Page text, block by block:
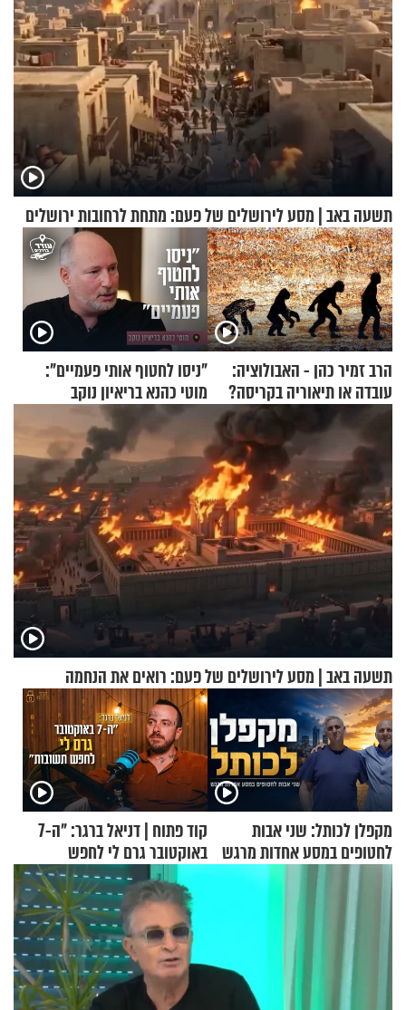
תשעה באב | מסע לירושלים של פעם: מתחת לרחובות ירושלים
הרב זמיר כהן - האבולוציה:
עובדה או תיאוריה בקריסה?
"ניסו לחטוף אותי פעמיים":
מוטי כהנא בריאיון נוקב
תשעה באב | מסע לירושלים של פעם: רואים את הנחמה
מקפלן לכותל: שני אבות
לחטופים במסע אחדות מרגש
קוד פתוח | דניאל ברגר: "ה-7
באוקטובר גרם לי לחפש
תשובות"